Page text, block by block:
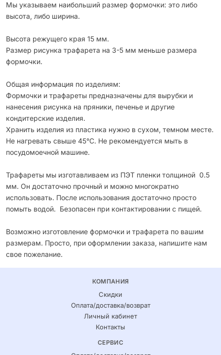
Мы указываем наибольший размер формочки: это либо
высота, либо ширина.
Высота режущего края 15 мм.
Размер рисунка трафарета на 3-5 мм меньше размера
формочки.
Общая информация по изделиям:
Формочки и трафареты предназначены для вырубки и
нанесения рисунка на пряники, печенье и другие
кондитерские изделия.
Хранить изделия из пластика нужно в сухом, темном месте.
Не нагревать свыше 45°С. Не рекомендуется мыть в
посудомоечной машине.
Трафареты мы изготавливаем из ПЭТ пленки толщиной 0.5
мм. Он достаточно прочный и можно многократно
использовать. После использования достаточно просто
помыть водой. Безопасен при контактировании с пищей.
Возможно изготовление формочки и трафарета по вашим
размерам. Просто, при оформлении заказа, напишите нам
свое пожелание.
КОМПАНИЯ
Скидки
Оплата/доставка/возврат
Личный кабинет
Контакты
СЕРВИС